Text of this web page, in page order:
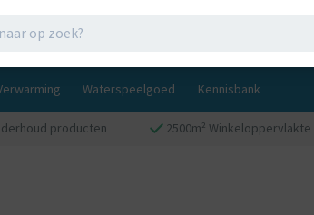
Waterspeelgoed Kennisbank
producten 2500m² Winkeloppervlakte